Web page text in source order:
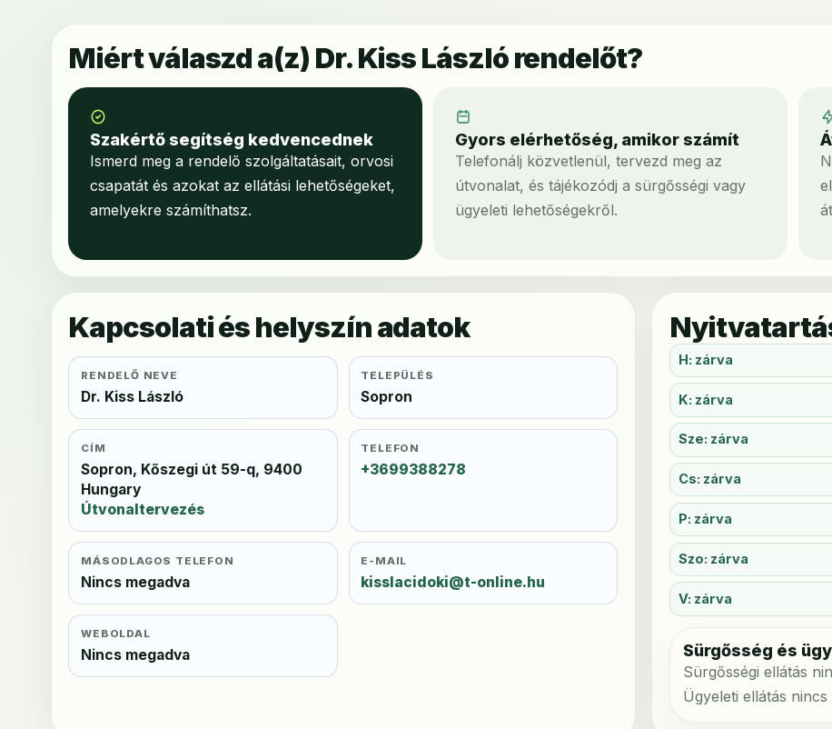
Miért válaszd a(z) Dr. Kiss László rendelőt?
Szakértő segítség kedvencednek
Ismerd meg a rendelő szolgáltatásait, orvosi
csapatát és azokat az ellátási lehetőségeket,
amelyekre számíthatsz.
Gyors elérhetőség, amikor számít
Telefonálj közvetlenül, tervezd meg az
útvonalat, és tájékozódj a sürgősségi vagy
ügyeleti lehetőségekről.
Kapcsolati és helyszín adatok
RENDELŐ NEVE
Dr. Kiss László
TELEPÜLÉS
Sopron
CÍM
Sopron, Kőszegi út 59-q, 9400
Hungary
Útvonaltervezés
TELEFON
+3699388278
MÁSODLAGOS TELEFON
Nincs megadva
E-MAIL
kisslacidoki@t-online.hu
WEBOLDAL
Nincs megadva
H: zárva
K: zárva
Sze: zárva
Cs: zárva
P: zárva
Szo: zárva
V: zárva
Sürgősség és
Sürgősségi ellátás
Ügyeleti ellátás